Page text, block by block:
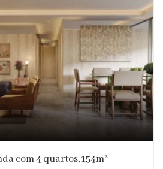
com 4 quartos, 154m²